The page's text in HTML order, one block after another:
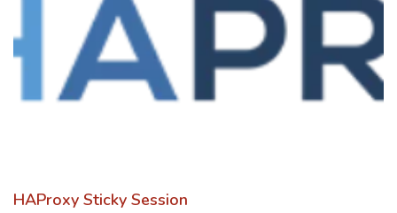
HAProxy Sticky Session